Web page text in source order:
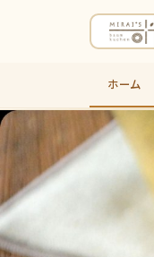
ホーム
米粉バウムク